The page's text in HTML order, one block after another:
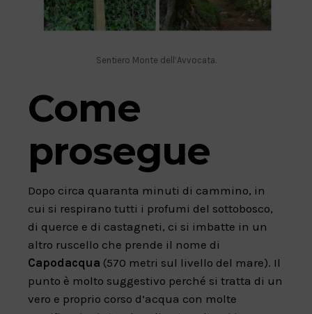
Sentiero Monte dell’Avvocata.
Come
prosegue
Dopo circa quaranta minuti di cammino, in
cui si respirano tutti i profumi del sottobosco,
di querce e di castagneti, ci si imbatte in un
altro ruscello che prende il nome di
Capodacqua (570 metri sul livello del mare). Il
punto è molto suggestivo perché si tratta di un
vero e proprio corso d’acqua con molte